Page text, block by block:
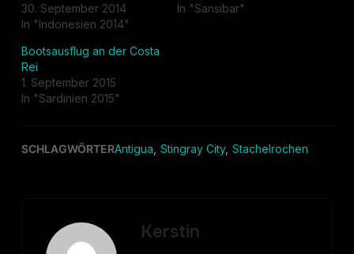
30. September 2014
In "Indonesien 2014"
In "Sansibar"
Bootsausflug an der Costa
Rei
1. September 2015
In "Sardinien 2015"
SCHLAGWÖRTERAntigua Stingray City, Stachelrochen
Kerstin